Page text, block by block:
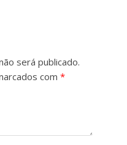
será publicado.
com *